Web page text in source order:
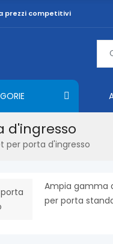
prezzi competitivi
d'ingresso
per porta d'ingresso
Ampia gamma
per porta